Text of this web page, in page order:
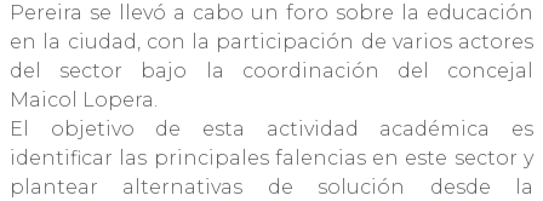
Pereira se llevó a cabo un foro sobre la educación
en la ciudad, con la participación de varios actores
del sector bajo la coordinación del concejal
Maicol Lopera.
El objetivo de esta actividad académica es
identificar las principales falencias en este sector y
plantear alternativas de solución desde la